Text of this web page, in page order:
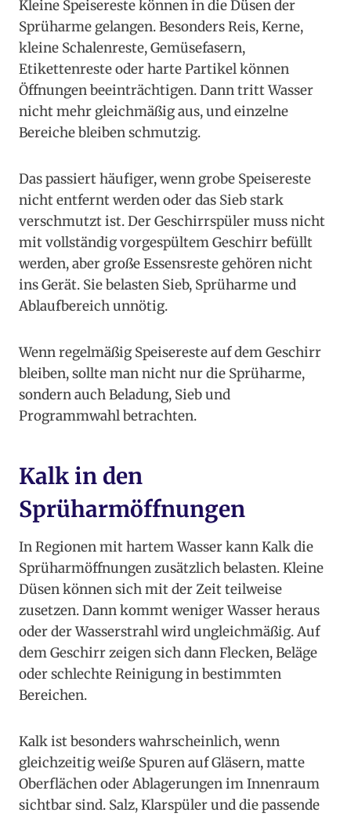
Kleine Speisereste können in die Düsen der
Sprüharme gelangen. Besonders Reis, Kerne,
kleine Schalenreste, Gemüsefasern,
Etikettenreste oder harte Partikel können
Öffnungen beeinträchtigen. Dann tritt Wasser
nicht mehr gleichmäßig aus, und einzelne
Bereiche bleiben schmutzig.
Das passiert häufiger, wenn grobe Speisereste
nicht entfernt werden oder das Sieb stark
verschmutzt ist. Der Geschirrspüler muss nicht
mit vollständig vorgespültem Geschirr befüllt
werden, aber große Essensreste gehören nicht
ins Gerät. Sie belasten Sieb, Sprüharme und
Ablaufbereich unnötig.
Wenn regelmäßig Speisereste auf dem Geschirr
bleiben, sollte man nicht nur die Sprüharme,
sondern auch Beladung, Sieb und
Programmwahl betrachten.
Kalk in den
Sprüharmöffnungen
In Regionen mit hartem Wasser kann Kalk die
Sprüharmöffnungen zusätzlich belasten. Kleine
Düsen können sich mit der Zeit teilweise
zusetzen. Dann kommt weniger Wasser heraus
oder der Wasserstrahl wird ungleichmäßig. Auf
dem Geschirr zeigen sich dann Flecken, Beläge
oder schlechte Reinigung in bestimmten
Bereichen.
Kalk ist besonders wahrscheinlich, wenn
gleichzeitig weiße Spuren auf Gläsern, matte
Oberflächen oder Ablagerungen im Innenraum
sichtbar sind. Salz, Klarspüler und die passende